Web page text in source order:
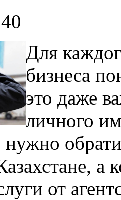
Для
бизнеса
это даже
личного
нужно
а
от